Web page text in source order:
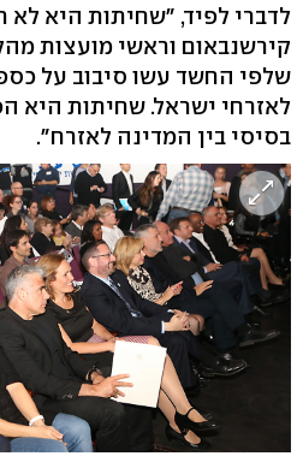
לדברי לפיד, "שחיתות היא לא
קירשנבאום וראשי מועצות
שלפי החשד עשו סיבוב על
לאזרחי ישראל. שחיתות היא
בסיסי בין המדינה לאזרח".